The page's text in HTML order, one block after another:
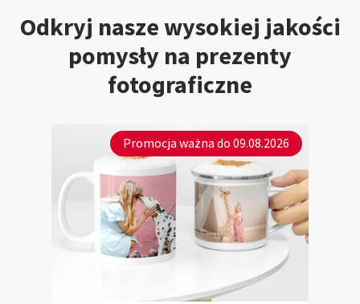
Odkryj nasze wysokiej jakości
pomysły na prezenty
fotograficzne
Promocja ważna do 09.08.2026